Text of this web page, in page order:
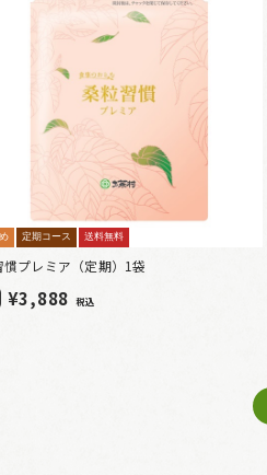
定期コース 送料無料
慣プレミア（定期）1袋
¥3,888 税込